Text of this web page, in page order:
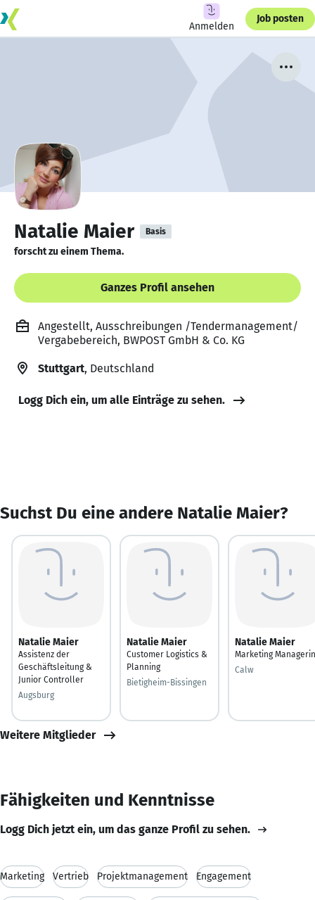
Anmelden
Job posten
Natalie Maier Basis
forscht zu einem Thema.
Ganzes Profil ansehen
Angestellt, Ausschreibungen /Tendermanagement/
Vergabebereich, BWPOST GmbH & Co. KG
Stuttgart, Deutschland
Logg Dich ein, um alle Einträge zu sehen.
Suchst Du eine andere Natalie Maier?
Natalie Maier
Assistenz der
Geschäftsleitung &
Junior Controller
Augsburg
Natalie Maier
Customer Logistics &
Planning
Bietigheim-Bissingen
Natalie Maier
Marketing Managerin
Calw
Weitere Mitglieder
Fähigkeiten und Kenntnisse
Logg Dich jetzt ein, um das ganze Profil zu sehen.
Marketing Vertrieb Projektmanagement Engagement